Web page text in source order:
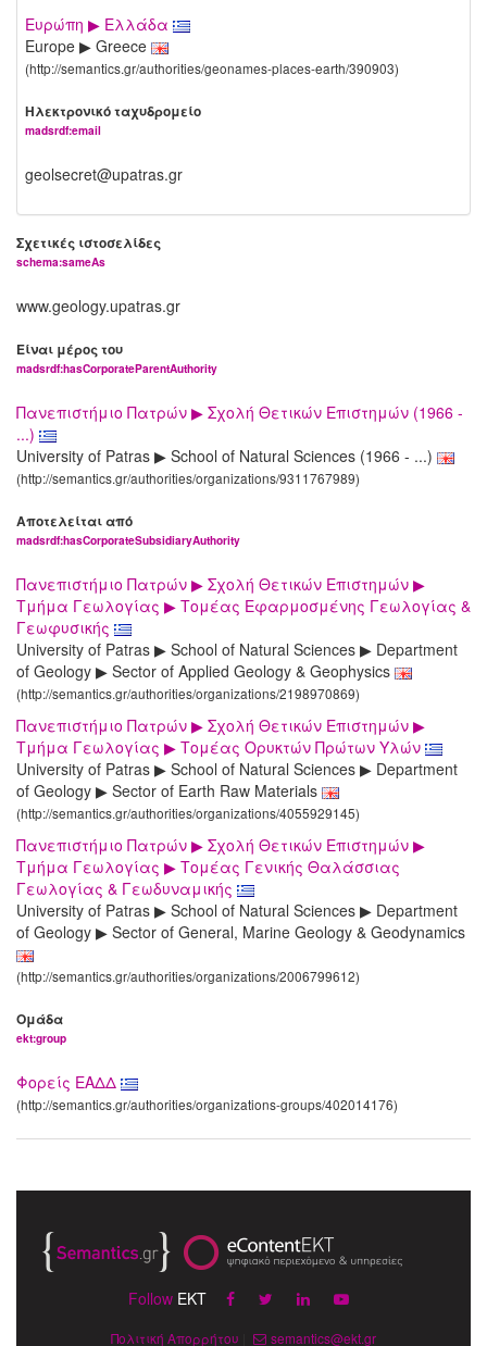
Ευρώπη ▶ Ελλάδα
Europe ▶ Greece
(http://semantics.gr/authorities/geonames-places-earth/390903)
Ηλεκτρονικό ταχυδρομείο
madsrdf:email
geolsecret@upatras.gr
Σχετικές ιστοσελίδες
schema:sameAs
www.geology.upatras.gr
Είναι μέρος του
madsrdf:hasCorporateParentAuthority
Πανεπιστήμιο Πατρών ▶ Σχολή Θετικών Επιστημών (1966 -
...)
University of Patras ▶ School of Natural Sciences (1966 - ...)
(http://semantics.gr/authorities/organizations/9311767989)
Αποτελείται από
madsrdf:hasCorporateSubsidiaryAuthority
Πανεπιστήμιο Πατρών ▶ Σχολή Θετικών Επιστημών ▶
Τμήμα Γεωλογίας ▶ Τομέας Εφαρμοσμένης Γεωλογίας &
Γεωφυσικής
University of Patras ▶ School of Natural Sciences ▶ Department
of Geology ▶ Sector of Applied Geology & Geophysics
(http://semantics.gr/authorities/organizations/2198970869)
Πανεπιστήμιο Πατρών ▶ Σχολή Θετικών Επιστημών ▶
Τμήμα Γεωλογίας ▶ Τομέας Ορυκτών Πρώτων Υλών
University of Patras ▶ School of Natural Sciences ▶ Department
of Geology ▶ Sector of Earth Raw Materials
(http://semantics.gr/authorities/organizations/4055929145)
Πανεπιστήμιο Πατρών ▶ Σχολή Θετικών Επιστημών ▶
Τμήμα Γεωλογίας ▶ Τομέας Γενικής Θαλάσσιας
Γεωλογίας & Γεωδυναμικής
University of Patras ▶ School of Natural Sciences ▶ Department
of Geology ▶ Sector of General, Marine Geology & Geodynamics
(http://semantics.gr/authorities/organizations/2006799612)
Ομάδα
ekt:group
Φορείς ΕΑΔΔ
(http://semantics.gr/authorities/organizations-groups/402014176)
Follow EKT
Πολιτική Απορρήτου semantics@ekt.gr